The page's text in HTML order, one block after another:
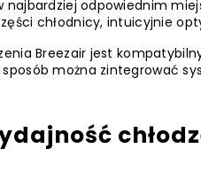
odpowiednim
chłodnicy, intuicyjnie
Breezair jest
można zintegrować